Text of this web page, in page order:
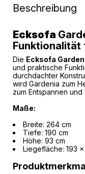
Beschreibung
Ecksofa
Funktionalität
Die Ecksofa
und praktische
durchdachter
wird Gardenia zum
zum Entspannen
Maße:
Breite: 264 cm
Tiefe: 190 cm
Höhe: 93 cm
Liegefläche: 193 x